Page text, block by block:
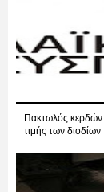
Πακτωλός κερδών
τιμής των διοδίων